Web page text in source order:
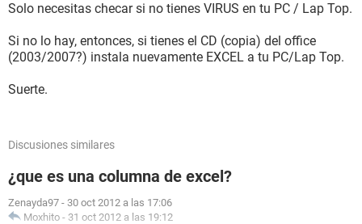
Solo necesitas checar si no tienes VIRUS en tu PC / Lap Top.
Si no lo hay, entonces, si tienes el CD (copia) del office
(2003/2007?) instala nuevamente EXCEL a tu PC/Lap Top.
Suerte.
Discusiones similares
¿que es una columna de excel?
Zenayda97 - 30 oct 2012 a las 17:06
Moxhito - 31 oct 2012 a las 19:12